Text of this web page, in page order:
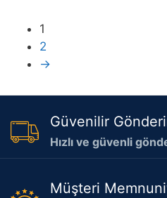
1
2
→
Güvenilir
Hızlı ve güvenli
Müşteri